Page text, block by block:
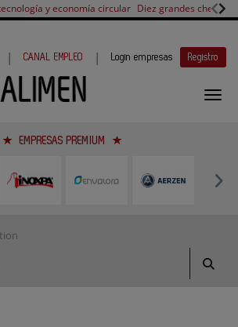
y economía circular Diez grandes chefs
| CANAL EMPLEO | Login empresas Registro
EMPRESAS PREMIUM